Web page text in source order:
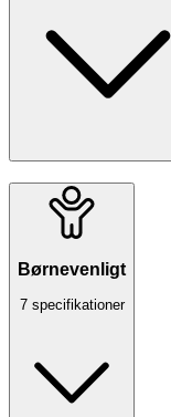
Børnevenligt
7 specifikationer